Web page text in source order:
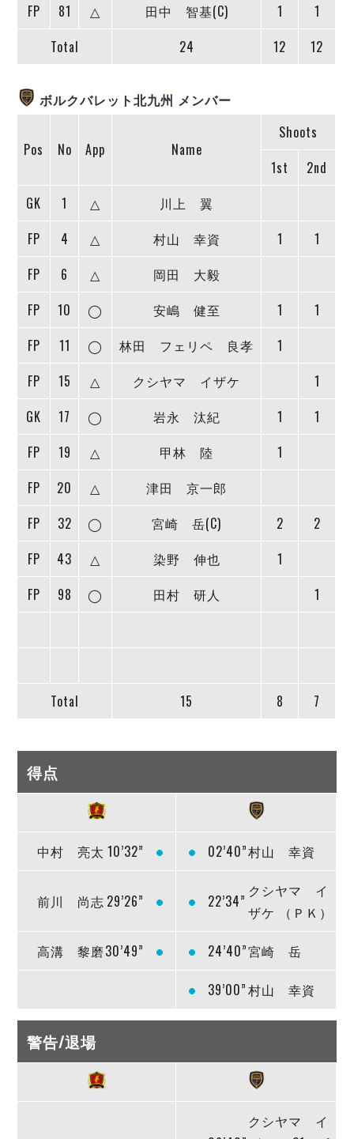
選手の通算記録（Ｆ２）
マルバ水戸FC
Y．S．C．C．横浜
デウソン神戸
ポルセイド浜田
ミラクルスマイル新居浜
FP
81 △ 田中 智基(C) 1
1
Total
24 12 12
ボルクバレット北九州 メンバー
Pos No App Name
Shoots
1st
2nd
GK
1 △
川上 翼
FP
4 △ 村山 幸資 1
1
FP
6 △
岡田 大毅
FP
10 ◯ 安嶋 健至 1
1
FP
11 ◯ 林田 フェリペ 良孝
1
FP
15 △ クシヤマ イザケ
1
GK
17 ◯ 岩永 汰紀 1
1
FP
19 △ 甲林 陸
1
FP
20 △
津田 京一郎
FP
32 ◯ 宮崎 岳(C) 2
2
FP
43 △ 染野 伸也
1
FP
98 ◯ 田村 研人 1
Total 15 8 7
得点
中村 亮太 10’32” 02’40”村山 幸資
前川 尚志 29’26” 22’34”
クシヤマ イ
ザケ （ＰＫ）
高溝 黎磨30’49” 24’40”宮崎 岳
39’00”村山 幸資
警告/退場
クシヤマ イ